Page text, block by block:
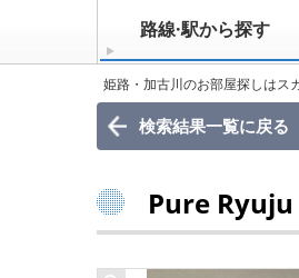
路線·駅から探す
姫路・加古川のお部屋探しはス
検索結果一覧に戻る
Pure Ryuju